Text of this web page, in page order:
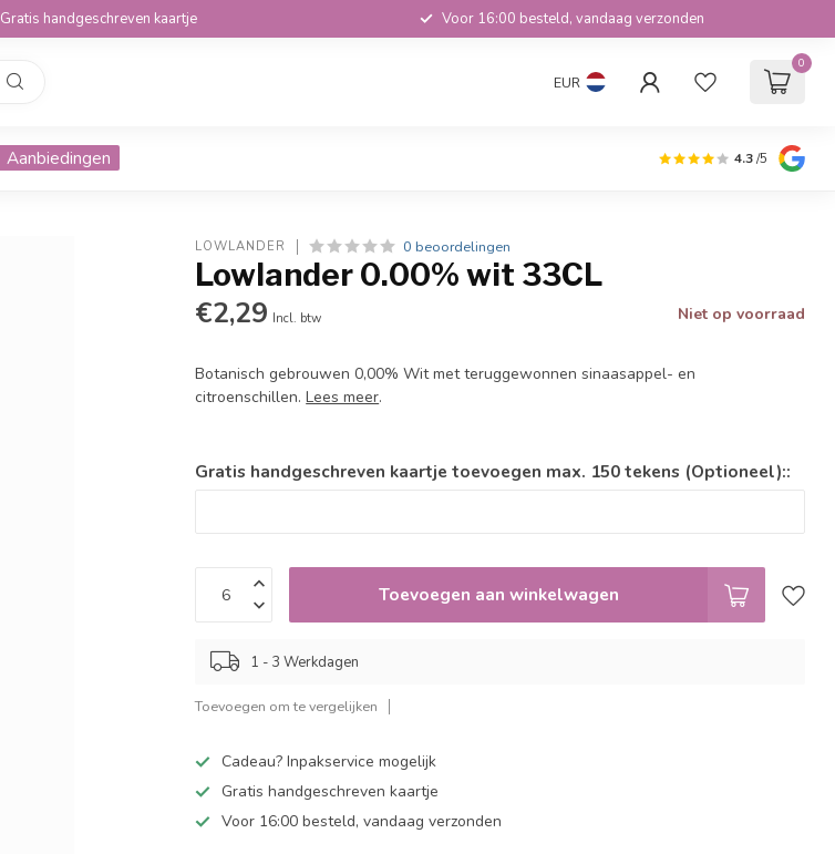
Gratis handgeschreven kaartje Voor 16:00 besteld, vandaag verzonden
EUR
0
Aanbiedingen 4.3/5
LOWLANDER 0 beoordelingen
Lowlander 0.00% wit 33CL
€2,29 Incl. btw Niet op voorraad
Botanisch gebrouwen 0,00% Wit met teruggewonnen sinaasappel- en
citroenschillen.Lees meer.
Gratis handgeschreven kaartje toevoegen max. 150 tekens (Optioneel)::
Toevoegen aan winkelwagen
1 - 3 Werkdagen
Toevoegen om te vergelijken
Cadeau? Inpakservice mogelijk
Gratis handgeschreven kaartje
Voor 16:00 besteld, vandaag verzonden